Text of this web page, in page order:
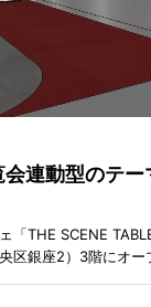
会連動型のテ
「THE SCENE
区銀座2）3階にオー